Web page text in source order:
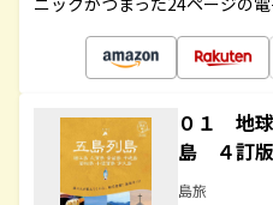
０１ 地
島 ４訂版
島旅